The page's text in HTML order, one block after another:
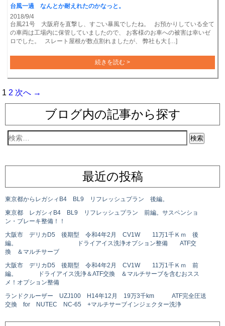
台風一過 なんとか耐えれたのかなっと。
2018/9/4
台風21号 大阪府を直撃し、すごい暴風でしたね。 お預かりしている全て
の車両は工場内に保管していましたので、 お客様のお車への被害は幸いゼ
ロでした。 スレート屋根が数点割れましたが、 弊社も大 […]
続きを読む >
1 2 次へ →
ブログ内の記事から探す
最近の投稿
東京都からレガシィB4 BL9 リフレッシュプラン 後編。
東京都 レガシィB4 BL9 リフレッシュプラン 前編。サスペンショ
ン・ブレーキ整備！！
大阪市 デリカD5 後期型 令和4年2月 CV1W 11万1千Ｋｍ 後
編。 ドライアイス洗浄オプション整備 ATF交
換 ＆マルチサーブ
大阪市 デリカD5 後期型 令和4年2月 CV1W 11万1千Ｋｍ 前
編。 ドライアイス洗浄＆ATF交換 ＆マルチサーブを含むおスス
メ！オプション整備
ランドクルーザー UZJ100 H14年12月 19万3千km ATF完全圧送
交換 for NUTEC NC-65 +マルチサーブインジェクター洗浄